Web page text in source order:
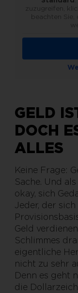
zuzugreifen,
beachten
GELD
DOCH
ALLES
Keine Frage:
Sache. Und
okay, sich
Jeder, der
Geld
Schlimmes
eigentliche
nicht zu sehr
Denn es geht
die